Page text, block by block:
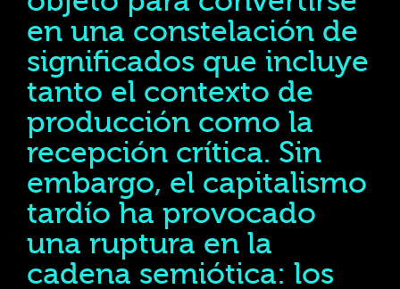
en una constelación de
significados que incluye
tanto el contexto de
producción como la
recepción crítica. Sin
embargo, el capitalismo
tardío ha provocado
una ruptura en la
cadena semiótica: los